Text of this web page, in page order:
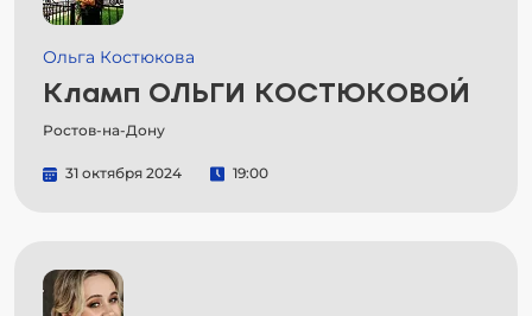
Ольга Костюкова
Кламп ОЛЬГИ КОСТЮКОВОЙ
Ростов-на-Дону
31 октября 2024 19:00